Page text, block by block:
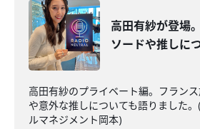
高田有紗が登場
ソードや推しに
高田有紗のプライベート編。フラン
や意外な推しについても語りました
ルマネジメント岡本)